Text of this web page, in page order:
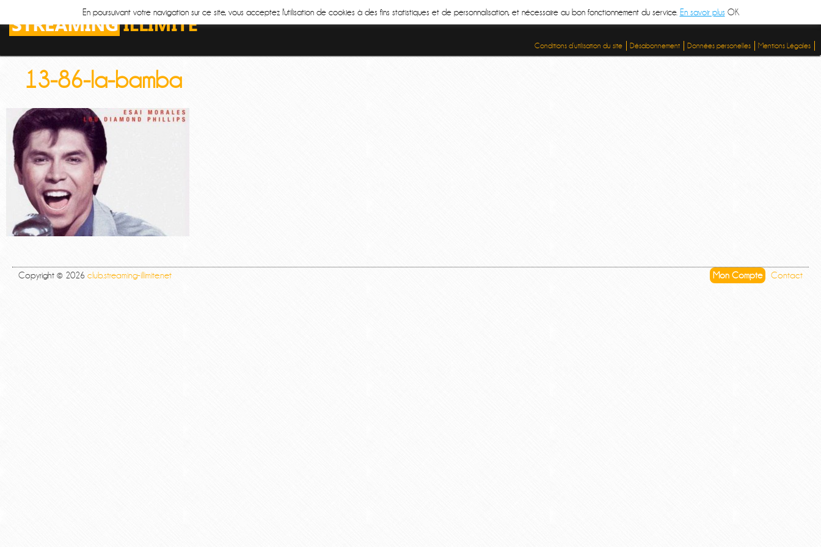
Conditions d’utilisation du site Désabonnement Données personelles Mentions Légales
13-86-la-bamba
Mon Compte Contact
Copyright © 2026 club.streaming-illimite.net
En poursuivant votre navigation sur ce site, vous acceptez l'utilisation de cookies à des fins statistiques et de personnalisation, et nécessaire au bon fonctionnement du service. En savoir plus OK